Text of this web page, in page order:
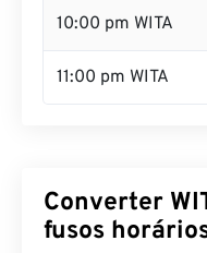
10:00 pm WITA
11:00 pm WITA
Converter
fusos